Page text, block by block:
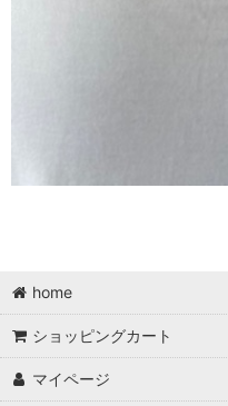
home
ショッピングカート
マイページ